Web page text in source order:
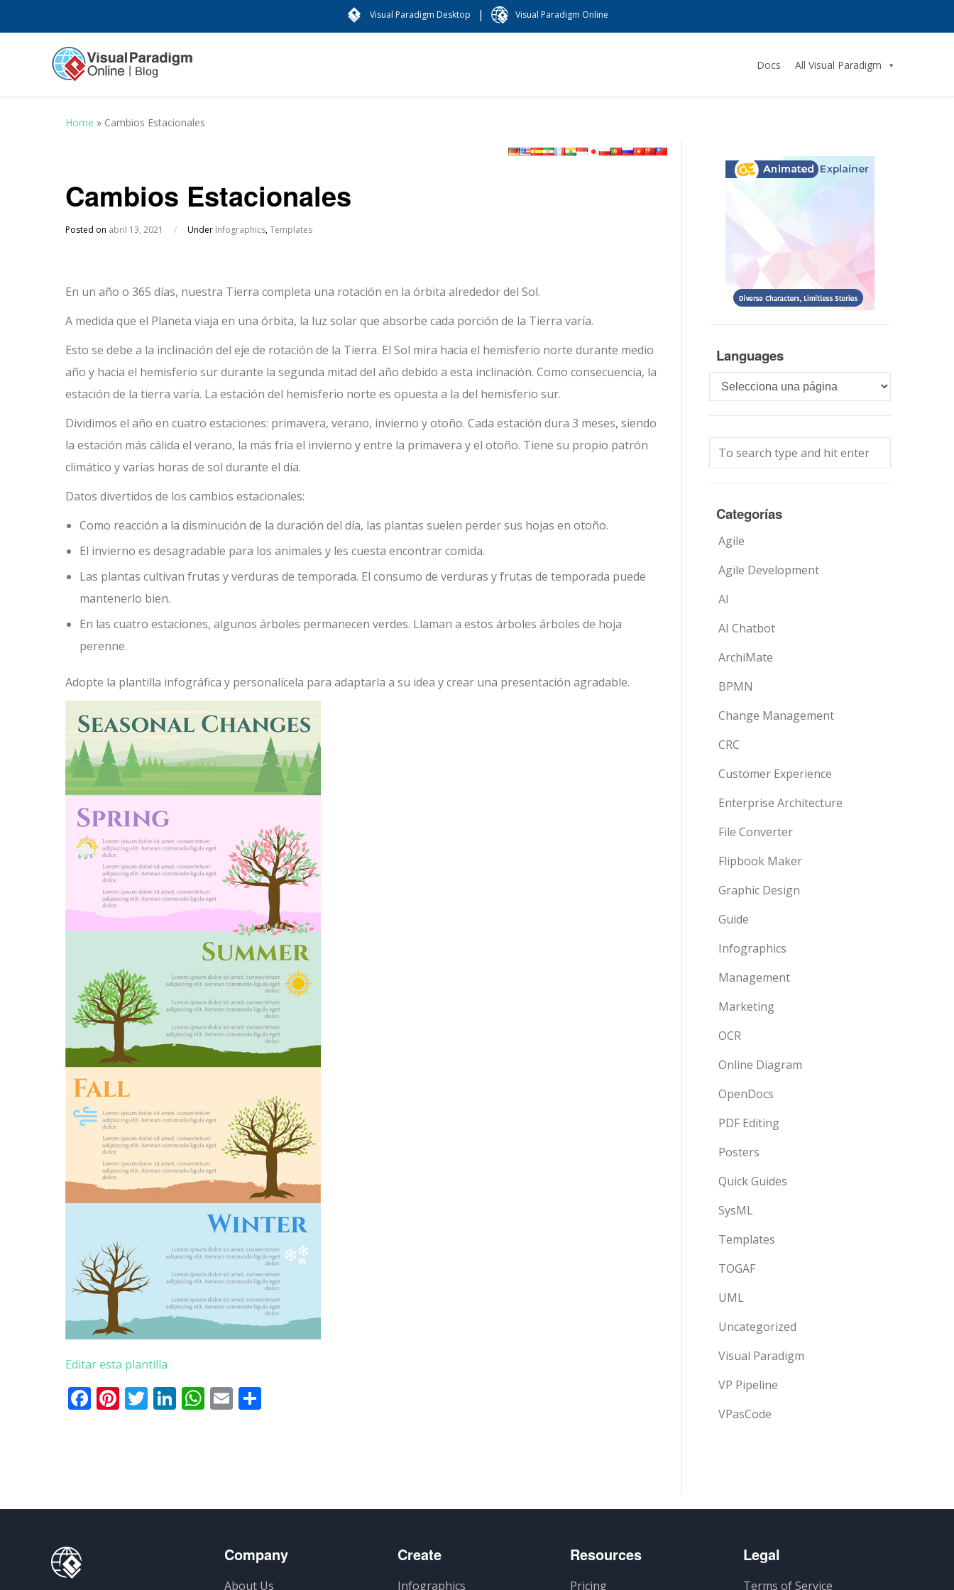
Visual Paradigm Desktop | Visual Paradigm Online
Docs All Visual Paradigm
Home » Cambios Estacionales
Cambios Estacionales
Posted on abril 13, 2021 / Under Infographics,Templates
En un año o 365 días, nuestra Tierra completa una rotación en la órbita alrededor del Sol.
A medida que el Planeta viaja en una órbita, la luz solar que absorbe cada porción de la Tierra varía.
Esto se debe a la inclinación del eje de rotación de la Tierra. El Sol mira hacia el hemisferio norte durante medio
año y hacia el hemisferio sur durante la segunda mitad del año debido a esta inclinación. Como consecuencia, la
estación de la tierra varía. La estación del hemisferio norte es opuesta a la del hemisferio sur.
Dividimos el año en cuatro estaciones: primavera, verano, invierno y otoño. Cada estación dura 3 meses, siendo
la estación más cálida el verano, la más fría el invierno y entre la primavera y el otoño. Tiene su propio patrón
climático y varias horas de sol durante el día.
Datos divertidos de los cambios estacionales:
Como reacción a la disminución de la duración del día, las plantas suelen perder sus hojas en otoño.
El invierno es desagradable para los animales y les cuesta encontrar comida.
Las plantas cultivan frutas y verduras de temporada. El consumo de verduras y frutas de temporada puede
mantenerlo bien.
En las cuatro estaciones, algunos árboles permanecen verdes. Llaman a estos árboles árboles de hoja
perenne.
Adopte la plantilla infográfica y personalícela para adaptarla a su idea y crear una presentación agradable.
Editar esta plantilla
Facebook
Pinterest
Twitter
LinkedIn
WhatsApp
Email
Languages
Languages
Categorías
Agile
Agile Development
AI
AI Chatbot
ArchiMate
BPMN
Change Management
CRC
Customer Experience
Enterprise Architecture
File Converter
Flipbook Maker
Graphic Design
Guide
Infographics
Management
Marketing
OCR
Online Diagram
OpenDocs
PDF Editing
Posters
Quick Guides
SysML
Templates
TOGAF
UML
Uncategorized
Visual Paradigm
VP Pipeline
VPasCode
Company
About Us
Create
Infographics
Resources
Pricing
Legal
Terms of Service